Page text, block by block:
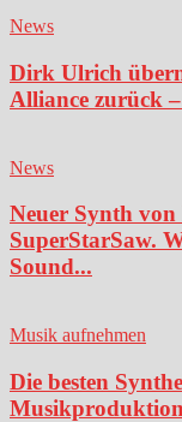
News
Dirk Ulrich
Alliance zurück
News
Neuer Synth
SuperStarSaw.
Sound...
Musik aufnehmen
Die besten
Musikproduktion